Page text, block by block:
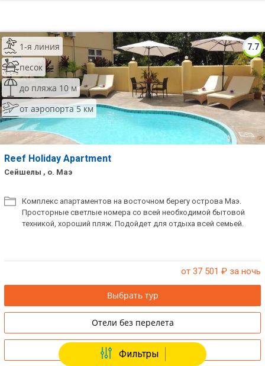
7.7
1-я линия
песок
до пляжа 10 м
от аэропорта 5 км
Reef Holiday Apartment
Сейшелы , о. Маэ
Комплекс апартаментов на восточном берегу острова Маэ.
Просторные светлые номера со всей необходимой бытовой
техникой, хороший пляж. Подойдет для отдыха всей семьей.
от 37 501 ₽ за ночь
Выбрать тур
Отели без перелета
Купить путевку в офисе
Фильтры